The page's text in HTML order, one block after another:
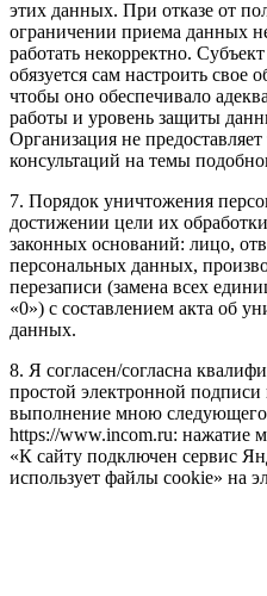
этих данных. При отказе от
ограничении приема данных
работать некорректно.
обязуется сам настроить свое
чтобы оно обеспечивало
работы и уровень защиты
Организация не
консультаций на темы
7. Порядок уничтожения
достижении цели их
законных оснований: лицо,
персональных данных,
перезаписи (замена всех
«0») с составлением акта об
данных.
8. Я согласен/согласна
простой электронной
выполнение мною следующего
https://www.incom.ru: нажатие
«К сайту подключен сервис
использует файлы cookie» на